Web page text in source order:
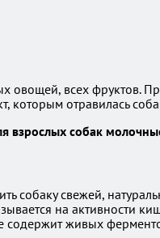
овощей, всех
которым отравилась
собак
собаку свежей,
на
содержит живых